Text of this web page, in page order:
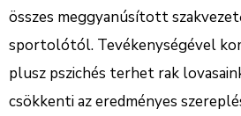
összes meggyanúsított
sportolótól. Tevékenységével
plusz pszichés terhet rak
csökkenti az eredményes